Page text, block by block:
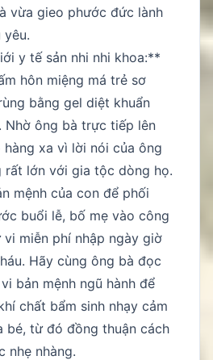
vừa gieo phước đức lành
y tế sản nhi nhi khoa:**
hôn miệng má trẻ sơ
bằng gel diệt khuẩn
Nhờ ông bà trực tiếp lên
xa vì lời nói của ông
rất lớn với gia tộc dòng họ.
mệnh của con để phối
buổi lễ, bố mẹ vào công
vi miễn phí nhập ngày giờ
Hãy cùng ông bà đọc
bản mệnh ngũ hành để
chất bẩm sinh nhạy cảm
bé, từ đó đồng thuận cách
nhẹ nhàng.